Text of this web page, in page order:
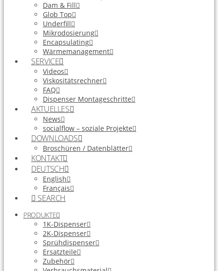
Dam & Fill
Glob Top
Underfill
Mikrodosierung
Encapsulating
Wärmemanagement
SERVICE
Videos
Viskositätsrechner
FAQ
Dispenser Montageschritte
AKTUELLES
News
socialflow – soziale Projekte
DOWNLOADS
Broschüren / Datenblätter
KONTAKT
DEUTSCH
English
Français
SEARCH
PRODUKTE
1K-Dispenser
2K-Dispenser
Sprühdispenser
Ersatzteile
Zubehör